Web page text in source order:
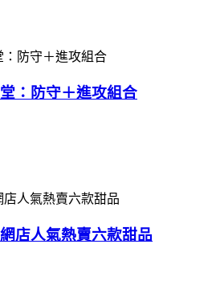
：防守＋進攻組合
店人氣熱賣六款甜品